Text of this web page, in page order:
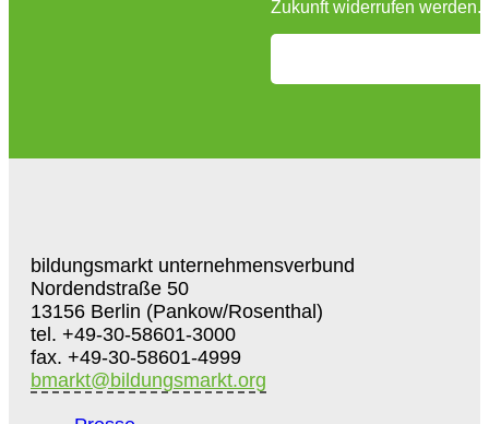
Zukunft widerrufen werden.
bildungsmarkt unternehmensverbund
Nordendstraße 50
13156 Berlin (Pankow/Rosenthal)
tel. +49-30-58601-3000
fax. +49-30-58601-4999
bmarkt@bildungsmarkt.org